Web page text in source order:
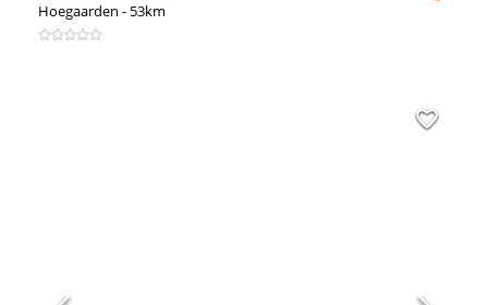
Hoegaarden - 53km